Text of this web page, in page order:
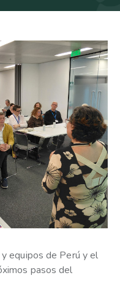
equipos de Perú y el
pasos del